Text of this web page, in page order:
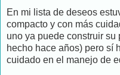
En mi lista de deseos
compacto y con más
uno ya puede construir
hecho hace años) pero sí
cuidado en el manejo de